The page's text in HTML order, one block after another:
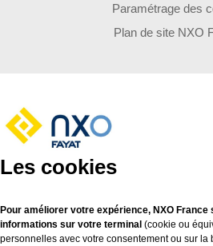
Paramétrage des
Plan de site NXO
Les cookies
Pour améliorer votre expérience, NXO France
informations sur votre terminal (cookie ou
personnelles avec votre consentement ou sur